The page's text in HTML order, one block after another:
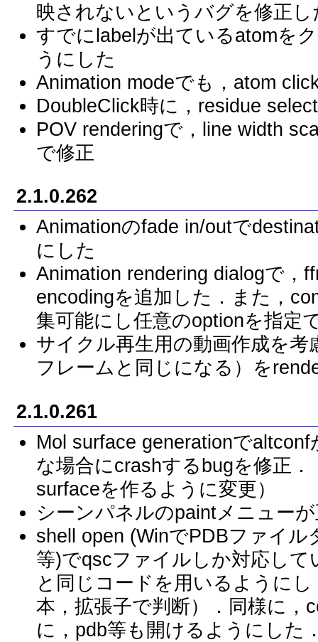
映されないというバグを修正し
すでにlabelが出ているatomを
うにした
Animation modeでも，atom
DoubleClick時に，residue
POV renderingで，line width
で修正
2.1.0.262
Animationのfade in/outで
にした
Animation rendering dialogで，
encodingを追加した．また，
集可能にし任意のoptionを指定
サイクル再生用の動画作成を
フレームと同じになる）を
2.1.0.261
Mol surface generationで
な場合にcrashするbugを修正
surfaceを作るように変更）
シーンパネルのpaintメニュー
shell open (WinでPDBファイ
等)でqscファイルしか対応し
と同じコードを用いるように
本，拡張子で判断）．同様に，
に，pdb等も開けるようにした